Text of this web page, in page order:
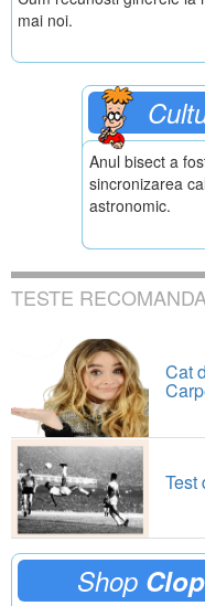
mai noi.
Anul bisect a
sincronizarea
astronomic.
TESTE
Cat
Test
Shop